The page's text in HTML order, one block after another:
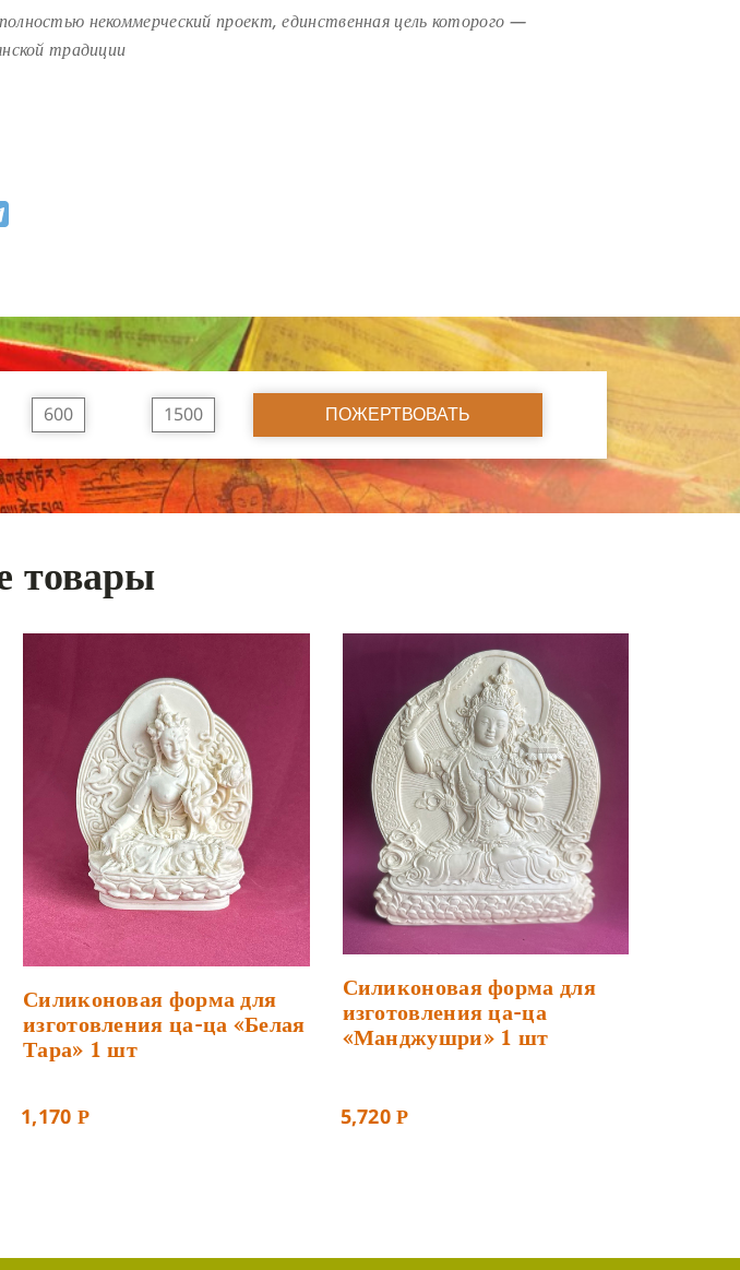
некоммерческий проект, единственная цель которого —
традиции
600 1500 ПОЖЕРТВОВАТЬ
товары
Силиконовая форма для
изготовления ца-ца «Белая
Тара» 1 шт
1,170 Р
Силиконовая форма для
изготовления ца-ца
«Манджушри» 1 шт
5,720Р